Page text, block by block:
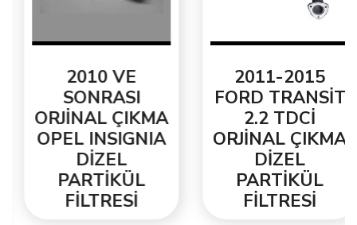
2010 VE
SONRASI
ORJİNAL ÇIKMA
OPEL INSIGNIA
DİZEL
PARTİKÜL
FİLTRESİ
2011-2015
FORD TRANSİT
2.2 TDCİ
ORJİNAL ÇIKMA
DİZEL
PARTİKÜL
FİLTRESİ